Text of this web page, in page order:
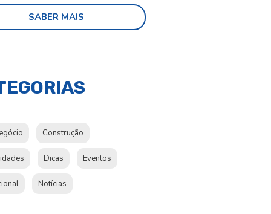
SABER MAIS
Construção
Dicas Eventos
Notícias